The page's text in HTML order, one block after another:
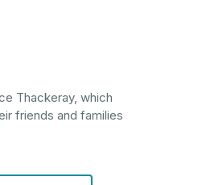
Thackeray, which
friends and families